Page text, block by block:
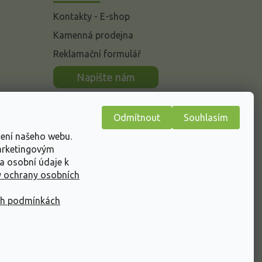
našeho webu.
osobní údaje k
ochrany osobních
podmínkách
Odmítnout Souhlasím
Kontakty - E-shop
Kamenná prodejna
Reklamační formulář
Napište nám